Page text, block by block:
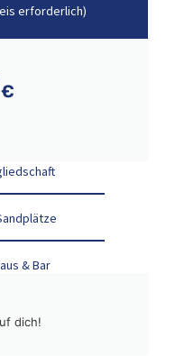
erforderlich)
€
& Bar
dich!